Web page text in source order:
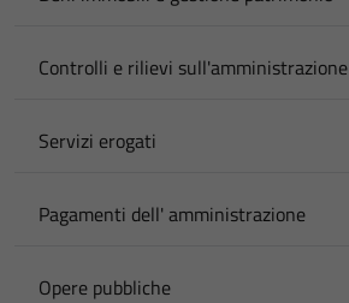
Controlli e rilievi sull'amministrazione
Servizi erogati
Pagamenti dell' amministrazione
Opere pubbliche